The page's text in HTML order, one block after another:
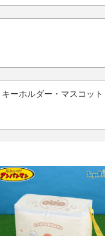
キーホルダー・マスコッ